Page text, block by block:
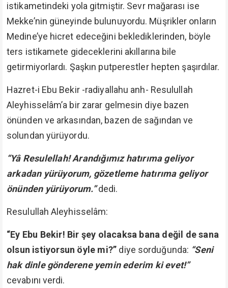
istikametindeki yola gitmiştir. Sevr mağarası ise
Mekke’nin güneyinde bulunuyordu. Müşrikler onların
Medine’ye hicret edeceğini beklediklerinden, böyle
ters istikamete gideceklerini akıllarına bile
getirmiyorlardı. Şaşkın putperestler hepten şaşırdılar.
Hazret-i Ebu Bekir -radiyallahu anh- Resulullah
Aleyhisselâm’a bir zarar gelmesin diye bazen
önünden ve arkasından, bazen de sağından ve
solundan yürüyordu.
“Yâ Resulellah! Arandığımız hatırıma geliyor
arkadan yürüyorum, gözetleme hatırıma geliyor
önünden yürüyorum.”dedi.
Resulullah Aleyhisselâm:
“Ey Ebu Bekir! Bir şey olacaksa bana değil de sana
olsun istiyorsun öyle mi?” diye sorduğunda: “Seni
hak dinle gönderene yemin ederim ki evet!”
cevabını verdi.